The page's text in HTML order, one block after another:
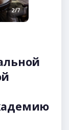
2/7